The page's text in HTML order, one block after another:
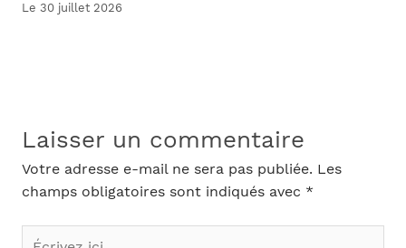
Le 30 juillet 2026
Laisser un commentaire
Votre adresse e-mail ne sera pas publiée. Les
champs obligatoires sont indiqués avec *
Écrivez